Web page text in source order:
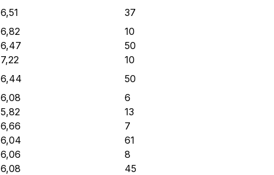
6,51
37
6,82
10
6,47
50
7,22
10
6,44
50
6,08
6
5,82
13
6,66
7
6,04
61
6,06
8
6,08
45